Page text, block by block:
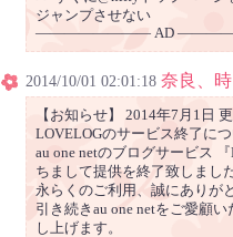
ジャンプさせない
―――――――― AD
2014/10/01 02:01:18 奈良、
【お知らせ】 2014年7月1日
LOVELOGのサービス終了に
au one netのブログサービス
ちまして提供を終了致しました
永らくのご利用、誠にありが
引き続きau one netをご愛顧
し上げます。